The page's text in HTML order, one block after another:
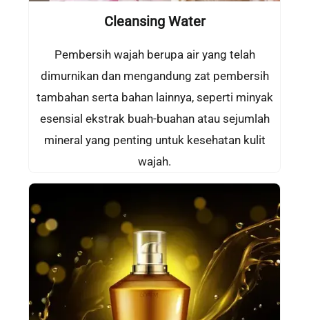
Cleansing Water
Pembersih wajah berupa air yang telah
dimurnikan dan mengandung zat pembersih
tambahan serta bahan lainnya, seperti minyak
esensial ekstrak buah-buahan atau sejumlah
mineral yang penting untuk kesehatan kulit
wajah.